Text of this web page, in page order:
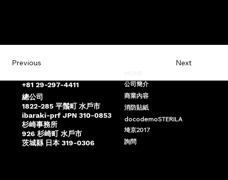
Next
Previous
+81 29-297-4411
總公司
1822-285 平鬚町 水戶市
ibaraki-prf JPN 310-0853
杉崎事務所
926 杉崎町 水戶市
茨城縣 日本 319-0306
公司簡介
商業內容
消防貼紙
docodemoSTERILA
埼京2017
詢問